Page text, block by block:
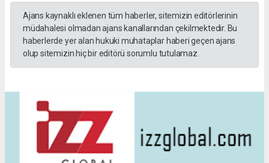
Ajans kaynaklı eklenen tüm haberler, sitemizin editörlerinin
müdahalesi olmadan ajans kanallarından çekilmektedir. Bu
haberlerde yer alan hukuki muhataplar haberi geçen ajans
olup sitemizin hiç bir editörü sorumlu tutulamaz.